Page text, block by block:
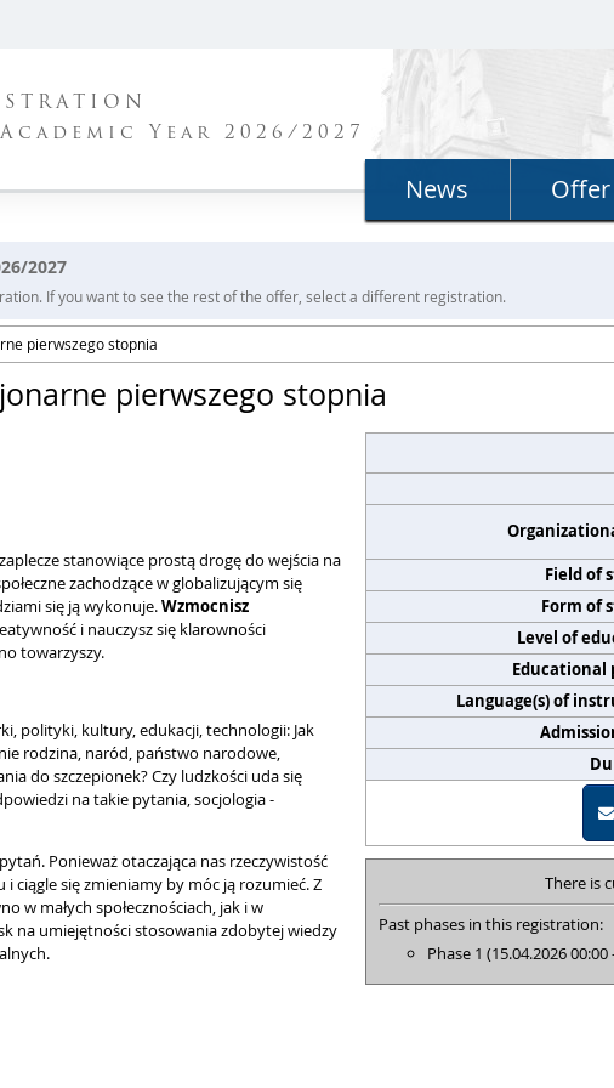
Year 2026/2027
News Offer
2027
If you want to see the rest of the offer, select a different registration.
pierwszego stopnia
pierwszego stopnia
Field of
Form of
Level of
Educational
Language(s) of
There is
Past phases in this registration:
Phase 1 (15.04.2026
stanowiące prostą drogę do wejścia na
zachodzące w globalizującym się
się ją wykonuje.Wzmocnisz
i nauczysz się klarowności
towarzyszy.
polityki, kultury, edukacji, technologii: Jak
rodzina, naród, państwo narodowe,
do szczepionek? Czy ludzkości uda się
na takie pytania, socjologia -
Ponieważ otaczająca nas rzeczywistość
ciągle się zmieniamy by móc ją rozumieć. Z
w małych społecznościach, jak i w
na umiejętności stosowania zdobytej wiedzy